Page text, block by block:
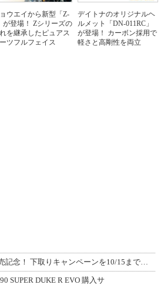
ウエイから新型「Z-
が登場！ Zシリーズの
を継承したピュアス
ツフルフェイス
デイトナのオリジナルヘ
ルメット「DN-011RC」
が登場！ カーボン採用で
軽さと高剛性を両立
新型「RESO」インカム発売記念！ 下取りキャンペーンを10/15まで延長して開
SUPER DUKE R EVO 購入サ